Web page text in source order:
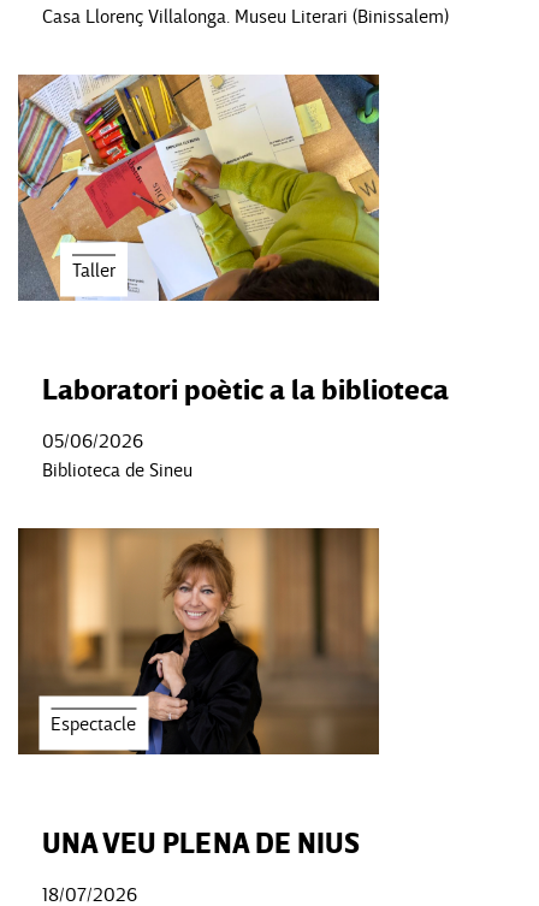
Casa Llorenç Villalonga. Museu Literari (Binissalem)
Taller
Laboratori poètic a la biblioteca
05/06/2026
Biblioteca de Sineu
Espectacle
UNA VEU PLENA DE NIUS
18/07/2026